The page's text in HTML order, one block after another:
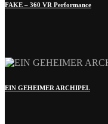
FAKE – 360 VR Performance
EIN GEHEIMER ARCHIPEL